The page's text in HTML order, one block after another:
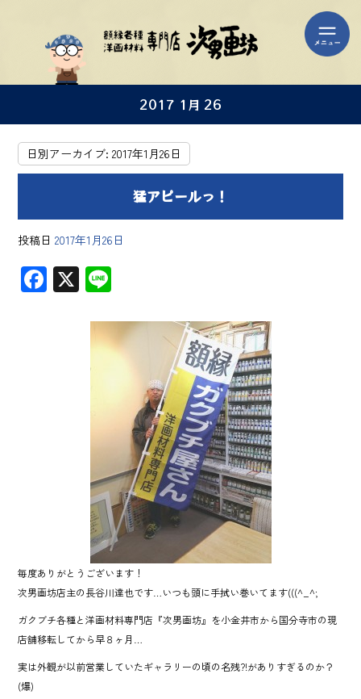
2017 1月 26
日別アーカイブ:2017年1月26日
猛アピールっ！
投稿日 2017年1月26日
F X
毎度ありがとうございます！
次男画坊店主の長谷川達也です…いつも頭に手拭い巻いてます(((^_^;
ガクブチ各種と洋画材料専門店『次男画坊』を小金井市から国分寺市の現
店舗移転してから早８ヶ月…
実は外観が以前営業していたギャラリーの頃の名残?!がありすぎるのか？
(爆)